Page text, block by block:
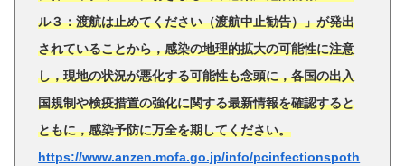
ル３：渡航は止めてください（渡航中止勧告）」が発出
されていることから，感染の地理的拡大の可能性に注意
し，現地の状況が悪化する可能性も念頭に，各国の出入
国規制や検疫措置の強化に関する最新情報を確認すると
ともに，感染予防に万全を期してください。
https://www.anzen.mofa.go.jp/info/pcinfectionspoth